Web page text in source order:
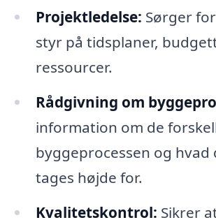
Projektledelse: Sørger
styr på tidsplaner,
ressourcer.
Rådgivning om
information om de
byggeprocessen og hvad
tages højde for.
Kvalitetskontrol: Sikrer